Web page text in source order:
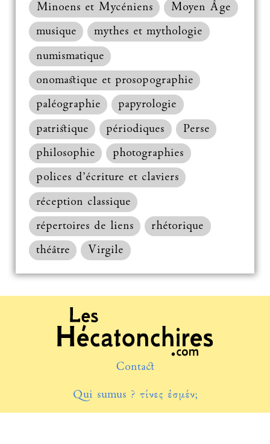
Minoens et Mycéniens
Moyen Âge
musique
mythes et mythologie
numismatique
onomastique et prosopographie
paléographie
papyrologie
patristique
périodiques
Perse
philosophie
photographies
polices d’écriture et claviers
réception classique
répertoires de liens
rhétorique
théâtre
Virgile
Contact
Qui sumus ? τίνες ἐσμέν;